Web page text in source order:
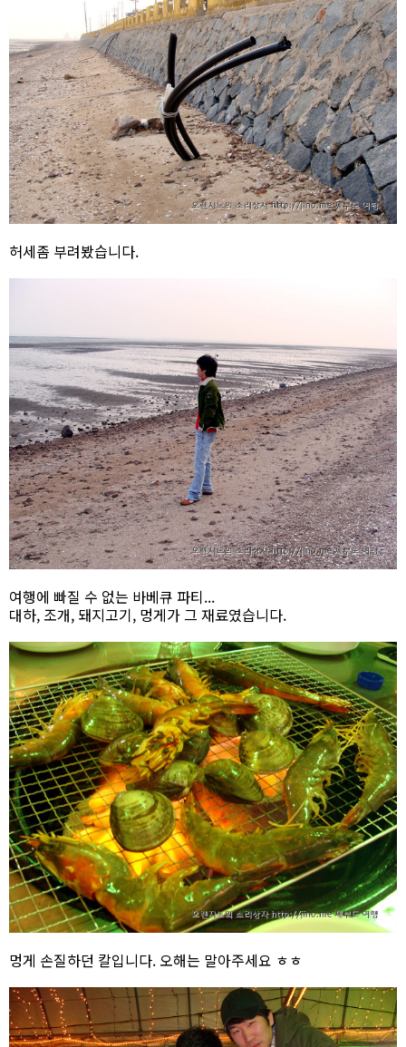
허세좀 부려봤습니다.
여행에 빠질 수 없는 바베큐 파티...
대하, 조개, 돼지고기, 멍게가 그 재료였습니다.
멍게 손질하던 칼입니다. 오해는 말아주세요 ㅎㅎ